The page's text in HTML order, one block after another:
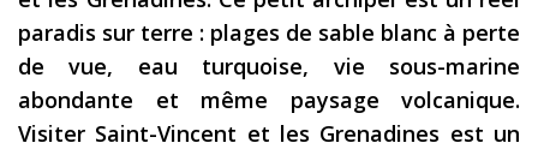
Podcast
Préparer son voyage
Destinations
paradis sur terre : plages de sable blanc à perte
de vue, eau turquoise, vie sous-marine
abondante et même paysage volcanique.
Visiter Saint-Vincent et les Grenadines est un